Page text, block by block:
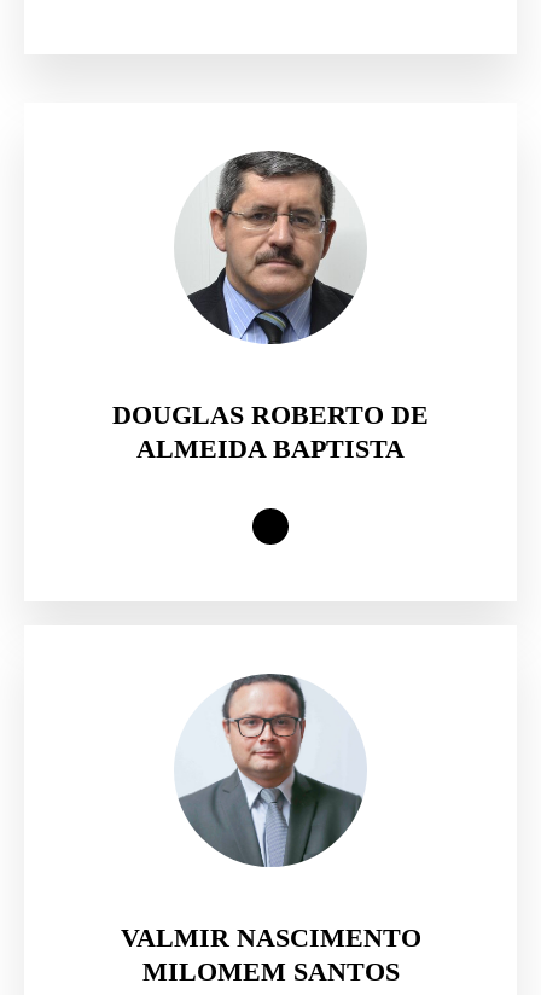
DOUGLAS ROBERTO DE
ALMEIDA BAPTISTA
VALMIR NASCIMENTO
MILOMEM SANTOS